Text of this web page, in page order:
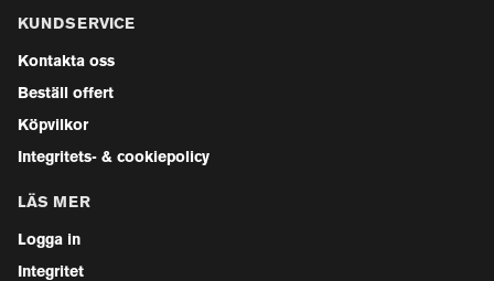
KUNDSERVICE
Kontakta oss
Beställ offert
Köpvilkor
Integritets- & cookiepolicy
LÄS MER
Logga in
Integritet